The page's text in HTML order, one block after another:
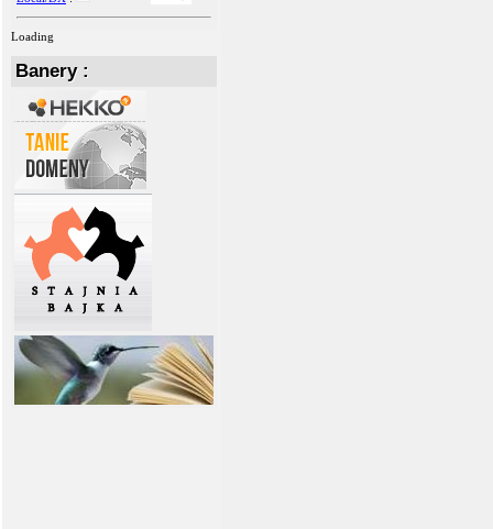
Loading
Banery :